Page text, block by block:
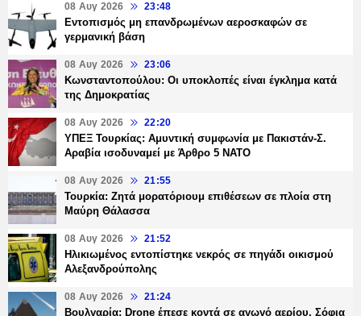
08 Αυγ 2026 23:48
Εντοπισμός μη επανδρωμένων αεροσκαφών σε
γερμανική βάση
08 Αυγ 2026 23:06
Κωνσταντοπούλου: Οι υποκλοπές είναι έγκλημα κατά
της Δημοκρατίας
08 Αυγ 2026 22:20
ΥΠΕΞ Τουρκίας: Αμυντική συμφωνία με Πακιστάν-Σ.
Αραβία ισοδυναμεί με Άρθρο 5 NATO
08 Αυγ 2026 21:55
Τουρκία: Ζητά μορατόριουμ επιθέσεων σε πλοία στη
Μαύρη Θάλασσα
08 Αυγ 2026 21:52
Ηλικιωμένος εντοπίστηκε νεκρός σε πηγάδι οικισμού
Αλεξανδρούπολης
08 Αυγ 2026 21:24
Βουλγαρία: Drone έπεσε κοντά σε αγωγό αερίου, Σόφια